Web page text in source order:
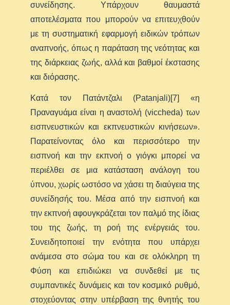
συνείδησης. Υπάρχουν θαυμαστά
αποτελέσματα που μπορούν να επιτευχθούν
με τη συστηματική εφαρμογή ειδικών τρόπων
αναπνοής, όπως η παράταση της νεότητας και
της διάρκειας ζωής, αλλά και βαθμοί έκστασης
και διόρασης.
Κατά τον Πατάντζαλι (Patanjali)[7] «η
Πραναγυάμα είναι η αναστολή (viccheda) των
εισπνευστικών και εκπνευστικών κινήσεων».
Παρατείνοντας όλο και περισσότερο την
εισπνοή και την εκπνοή ο γιόγκι μπορεί να
περιέλθει σε μια κατάσταση ανάλογη του
ύπνου, χωρίς ωστόσο να χάσει τη διαύγεια της
συνείδησής του. Μέσα από την εισπνοή και
την εκπνοή αφουγκράζεται τον παλμό της ίδιας
του της ζωής, τη ροή της ενέργειάς του.
Συνειδητοποιεί την ενότητα που υπάρχει
ανάμεσα στο σώμα του και σε ολόκληρη τη
Φύση και επιδιώκει να συνδεθεί με τις
συμπαντικές δυνάμεις και τον κοσμικό ρυθμό,
στοχεύοντας στην υπέρβαση της θνητής του